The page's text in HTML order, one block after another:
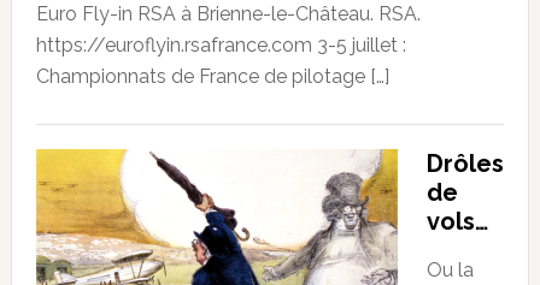
Euro Fly-in RSA à Brienne-le-Château. RSA.
https://euroflyin.rsafrance.com 3-5 juillet :
Championnats de France de pilotage […]
Drôles
de
vols…
Ou la